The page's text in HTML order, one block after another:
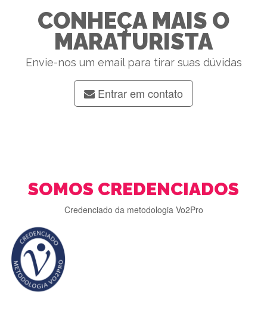
CONHEÇA MAIS O
MARATURISTA
Envie-nos um email para tirar suas dúvidas
Entrar em contato
SOMOS CREDENCIADOS
Credenciado da metodologia Vo2Pro